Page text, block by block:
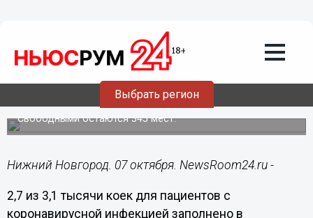
Выбрать регион
07.10.202012:34
2,7 тысячи коек для нижегородцев с
коронавирусом заполнены к 7 октября
Свободными остаются 345 мест.
Нижний Новгород. 07 октября. NewsRoom24.ru -
2,7 из 3,1 тысячи коек для пациентов с
коронавирусной инфекцией заполнено в